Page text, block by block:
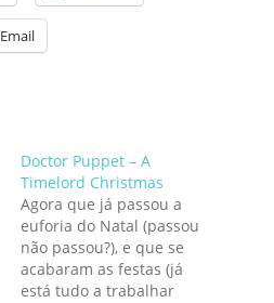
Email
Doctor Puppet – A
Timelord Christmas
Agora que já passou a
euforia do Natal (passou
não passou?), e que se
acabaram as festas (já
está tudo a trabalhar